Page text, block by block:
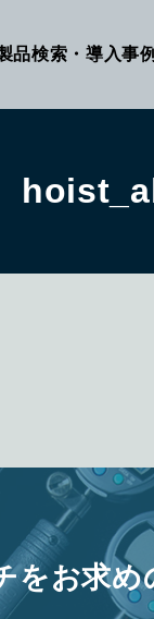
品検索・導入事例
をお求